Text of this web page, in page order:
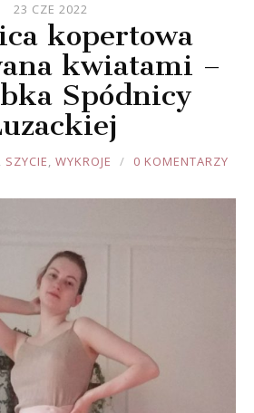
23 CZE 2022
kopertowa
kwiatami –
Spódnicy
, SZYCIE, WYKROJE 0 KOMENTARZY